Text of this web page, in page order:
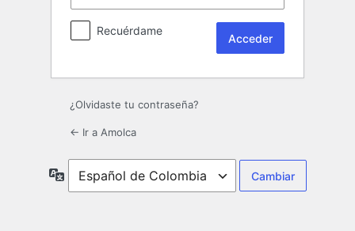
Recuérdame
¿Olvidaste tu contraseña?
← Ir a Amolca
Idioma